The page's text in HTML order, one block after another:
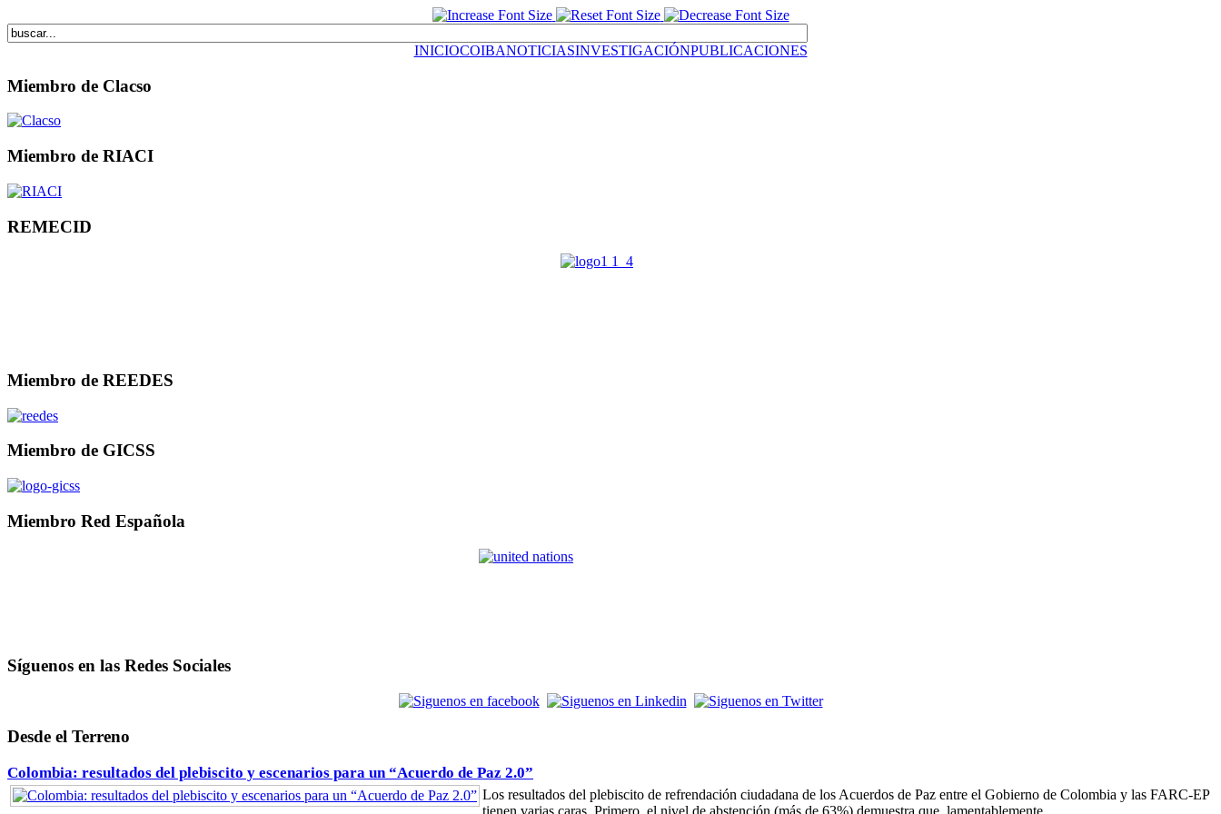
INICIOCOIBANOTICIASINVESTIGACIÓNPUBLICACIONES
Miembro de Clacso
Miembro de RIACI
REMECID
Miembro de REEDES
Miembro de GICSS
Miembro Red Española
Síguenos en las Redes Sociales
Desde el Terreno
Colombia: resultados del plebiscito y escenarios para un “Acuerdo de Paz 2.0”
Los resultados del plebiscito de refrendación ciudadana de los Acuerdos de Paz entre el Gobierno de Colombia y las FARC-EP
tienen varias caras. Primero, el nivel de abstención (más de 63%) demuestra que, lamentablemente,